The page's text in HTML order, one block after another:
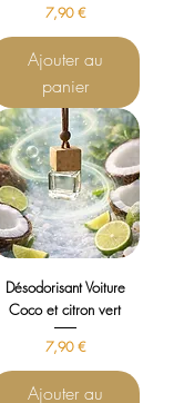
Prix
7,90 €
Ajouter au
panier
Désodorisant Voiture
Coco et citron vert
Prix
7,90 €
Ajouter au